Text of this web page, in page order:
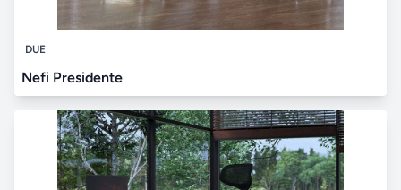
DUE
Nefi Presidente